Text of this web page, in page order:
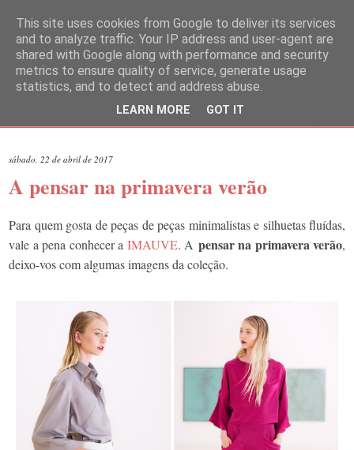
sábado, 22 de abril de 2017
A pensar na primavera verão
Para quem gosta de peças de peças minimalistas e silhuetas fluídas,
vale a pena conhecer a IMAUVE. A pensar na primavera verão,
deixo-vos com algumas imagens da coleção.
This site uses cookies from Google to deliver its services
and to analyze traffic. Your IP address and user-agent are
shared with Google along with performance and security
metrics to ensure quality of service, generate usage
statistics, and to detect and address abuse.
LEARN MORE GOT IT